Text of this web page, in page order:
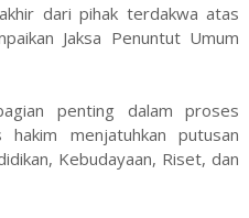
dari pihak terdakwa atas
Jaksa Penuntut Umum
penting dalam proses
menjatuhkan putusan
Kebudayaan, Riset, dan